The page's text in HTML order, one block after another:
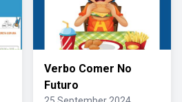
Verbo Comer No
Futuro